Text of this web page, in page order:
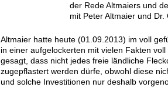
der Rede Altmaiers und
mit Peter Altmaier und Dr.
Altmaier hatte heute (01.09.2013) im voll
in einer aufgelockerten mit vielen Fakten
gesagt, dass nicht jedes freie ländliche
zugepflastert werden dürfe, obwohl diese
und solche Investitionen nur deshalb